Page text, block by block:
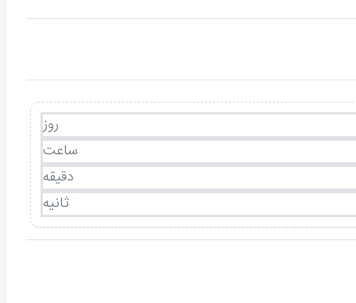
روز
ساعت
دقیقه
ثانیه